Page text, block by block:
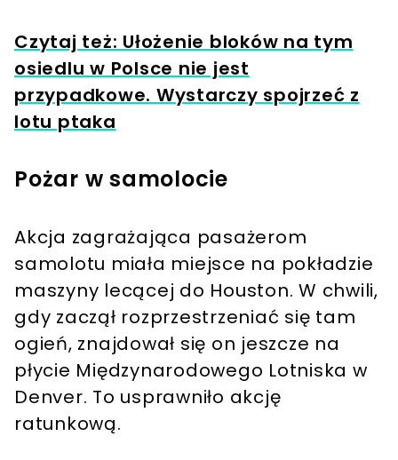
Czytaj też: Ułożenie bloków na tym
osiedlu w Polsce nie jest
przypadkowe. Wystarczy spojrzeć z
lotu ptaka
Pożar w samolocie
Akcja zagrażająca pasażerom
samolotu miała miejsce na pokładzie
maszyny lecącej do Houston. W chwili,
gdy zaczął rozprzestrzeniać się tam
ogień, znajdował się on jeszcze na
płycie Międzynarodowego Lotniska w
Denver. To usprawniło akcję
ratunkową.